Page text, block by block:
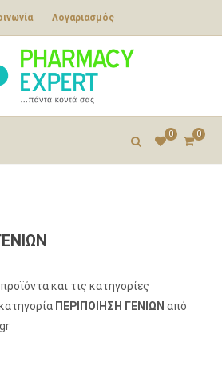
Λογαριασμός
0
0
και τις κατηγορίες
ΠΕΡΙΠΟΙΗΣΗ ΓΕΝΙΩΝ από